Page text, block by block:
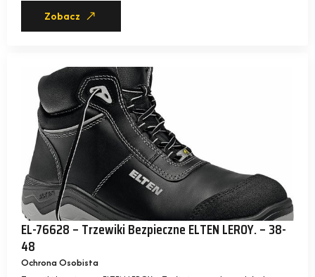
Zobacz
EL-76628 – Trzewiki Bezpieczne ELTEN LEROY. – 38-
48
Ochrona Osobista